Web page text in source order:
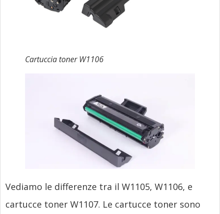
Cartuccia toner W1106
Vediamo le differenze tra il W1105, W1106, e
cartucce toner W1107. Le cartucce toner sono